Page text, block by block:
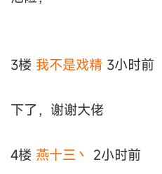
3楼 我不是戏精 3小时前
下了，谢谢大佬
4楼 燕十三丶 2小时前